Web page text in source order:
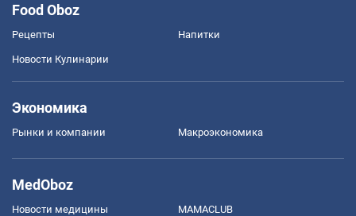
Food Oboz
Рецепты Напитки
Новости Кулинарии
Экономика
Рынки и компании Mакроэкономика
MedOboz
Новости медицины MAMACLUB